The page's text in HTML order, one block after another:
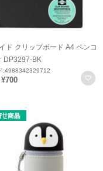
登録
ド クリップボード A4 ペンコ
DP3297-BK
:4988342329712
¥700